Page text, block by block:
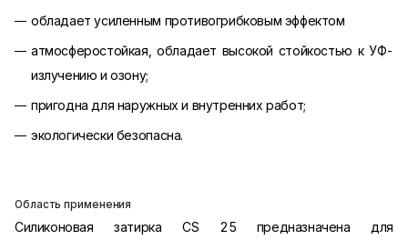
обладает усиленным противогрибковым эффектом
атмосферостойкая, обладает высокой стойкостью к УФ-
излучению и озону;
пригодна для наружных и внутренних работ;
экологически безопасна.
Область применения
Силиконовая затирка CS 25 предназначена для